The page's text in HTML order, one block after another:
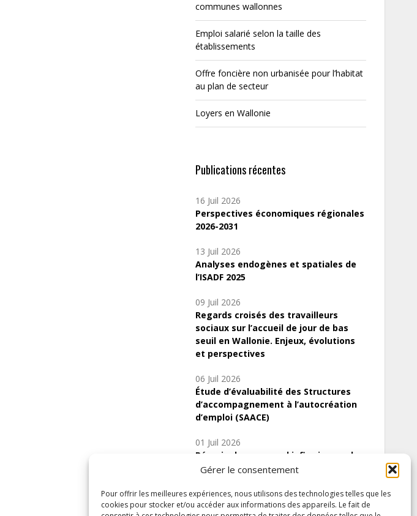
Gérer le consentement
Pour offrir les meilleures expériences, nous utilisons des technologies telles que les
cookies pour stocker et/ou accéder aux informations des appareils. Le fait de
communes wallonnes
Emploi salarié selon la taille des
établissements
Offre foncière non urbanisée pour l’habitat
au plan de secteur
Loyers en Wallonie
Publications récentes
16 Juil 2026
Perspectives économiques régionales
2026-2031
13 Juil 2026
Analyses endogènes et spatiales de
l’ISADF 2025
09 Juil 2026
Regards croisés des travailleurs
sociaux sur l’accueil de jour de bas
seuil en Wallonie. Enjeux, évolutions
et perspectives
06 Juil 2026
Étude d’évaluabilité des Structures
d’accompagnement à l’autocréation
d’emploi (SAACE)
01 Juil 2026
Pénurie du personnel infirmier :quels
indicateurs d’offre de soins pour